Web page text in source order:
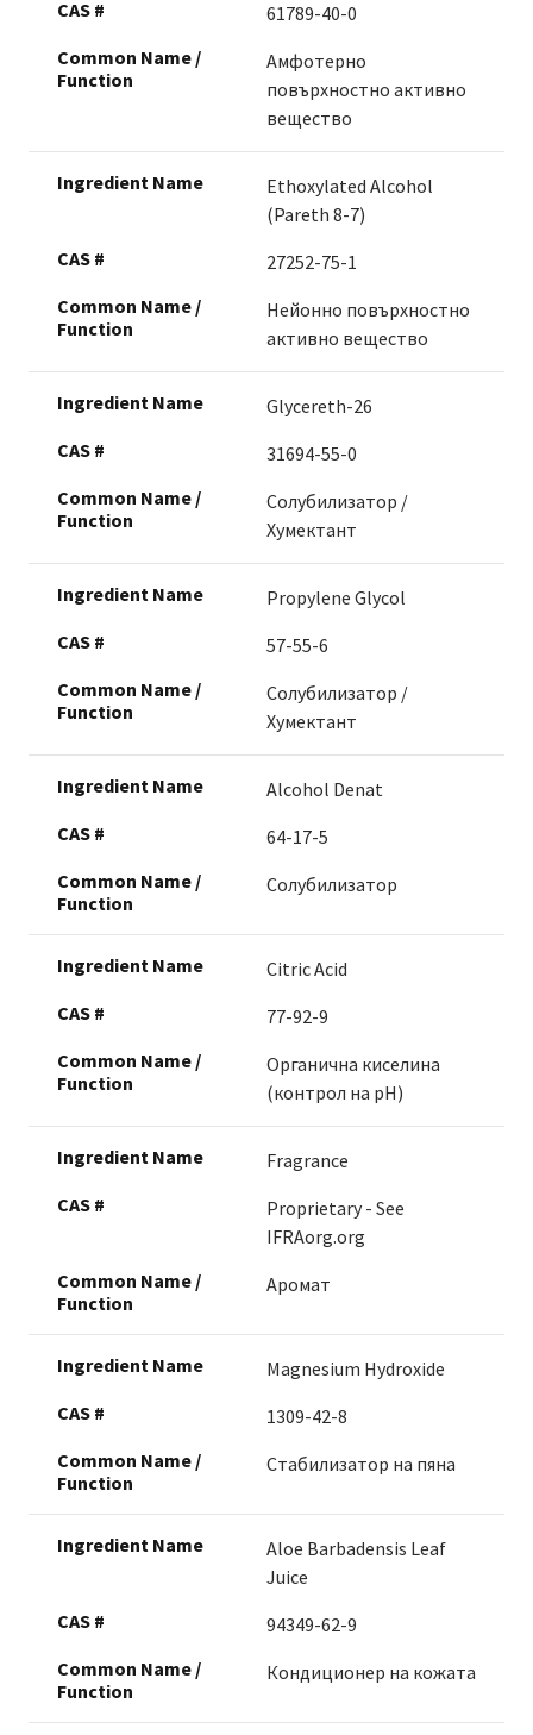
61789-40-0
Амфотерно
повърхностно активно
вещество
Ethoxylated Alcohol
(Pareth 8-7)
27252-75-1
Нейонно повърхностно
активно вещество
Glycereth-26
31694-55-0
Солубилизатор /
Хумектант
Propylene Glycol
57-55-6
Солубилизатор /
Хумектант
Alcohol Denat
64-17-5
Солубилизатор
Citric Acid
77-92-9
Органична киселина
(контрол на pH)
Fragrance
Proprietary - See
IFRAorg.org
Аромат
Magnesium Hydroxide
1309-42-8
Стабилизатор на пяна
Aloe Barbadensis Leaf
Juice
94349-62-9
Кондиционер на кожата